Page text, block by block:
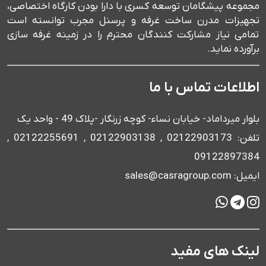
مجموعه پیشگامان توسعه کسری با دارا بودن کارگاه اختصاصی،
تجهیزات مدرن ساخت غرفه و پرسنل مجرب توانسته است
تمامی نیاز مشارکت کنندگان محترم را در زمینه غرفه سازی
برآورده نماید.
اطلاعات تماس با ما
بلوار میرداماد- خیابان نساء- کوچه زرنگار -پلاک 49 - واحد یک
تلفن: 02122903173 , 02122903138 , 02122255691 ,
09122897384
ایمیل: sales@casragroup.com
لینک های مفید